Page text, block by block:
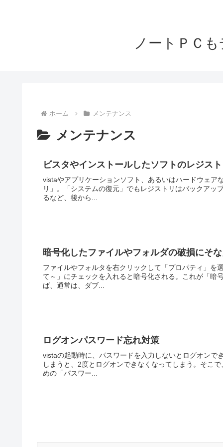
ノートＰＣ
ホーム メンテナンス
メンテナンス
ビスタやインストールしたソフトのレジス
vistaやアプリケーションソフト、あるいはハードウェア
リ」。「システムの復元」でもレジストリはバックア
るなど、後から...
暗号化したファイルやフォルダの破損にそ
ファイルやフォルタを右クリックして「プロパティ」を
て～」にチェックを入れると暗号化される。これが「暗
ば、通常は、ダブ...
ログオンパスワード忘れ対策
vistaの起動時に、パスワードを入力しないとログオンで
しまうと、2度とログオンできなくなってしまう。そこ
めの「パスワー...